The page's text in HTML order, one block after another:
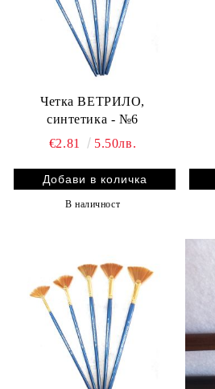
Четка ВЕТРИЛО,
синтетика - №6
€2.81
5.50лв.
В наличност